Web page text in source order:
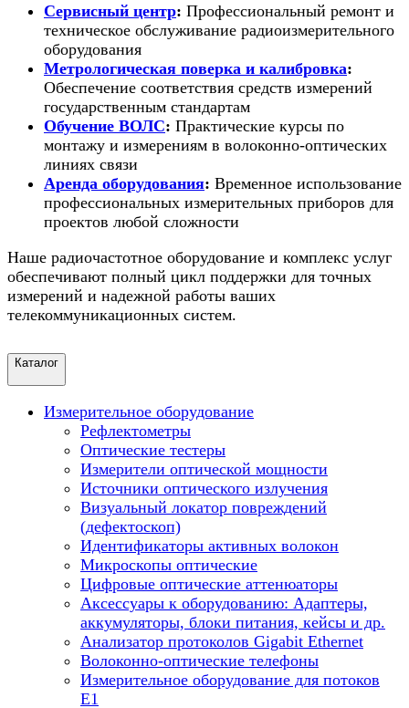
Сервисный центр: Профессиональный ремонт и
техническое обслуживание радиоизмерительного
оборудования
Метрологическая поверка и калибровка:
Обеспечение соответствия средств измерений
государственным стандартам
Обучение ВОЛС: Практические курсы по
монтажу и измерениям в волоконно-оптических
линиях связи
Аренда оборудования: Временное использование
профессиональных измерительных приборов для
проектов любой сложности
Наше радиочастотное оборудование и комплекс услуг
обеспечивают полный цикл поддержки для точных
измерений и надежной работы ваших
телекоммуникационных систем.
Каталог
Измерительное оборудование
Рефлектометры
Оптические тестеры
Измерители оптической мощности
Источники оптического излучения
Визуальный локатор повреждений
(дефектоскоп)
Идентификаторы активных волокон
Микроскопы оптические
Цифровые оптические аттенюаторы
Аксессуары к оборудованию: Адаптеры,
аккумуляторы, блоки питания, кейсы и др.
Анализатор протоколов Gigabit Ethernet
Волоконно-оптические телефоны
Измерительное оборудование для потоков
Е1